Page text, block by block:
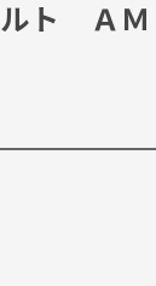
ト ＡＭ